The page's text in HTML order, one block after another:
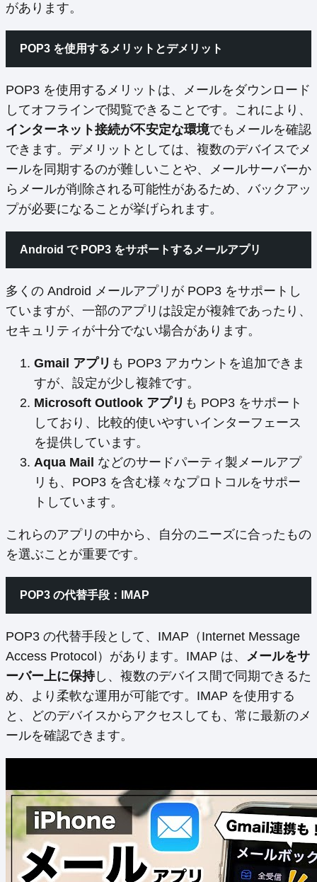
があります。
POP3 を使用するメリットとデメリット
POP3 を使用するメリットは、メールをダウンロード
してオフラインで閲覧できることです。これにより、
インターネット接続が不安定な環境でもメールを確認
できます。デメリットとしては、複数のデバイスでメ
ールを同期するのが難しいことや、メールサーバーか
らメールが削除される可能性があるため、バックアッ
プが必要になることが挙げられます。
Android で POP3 をサポートするメールアプリ
多くの Android メールアプリが POP3 をサポートし
ていますが、一部のアプリは設定が複雑であったり、
セキュリティが十分でない場合があります。
Gmail アプリ も POP3 アカウントを追加できま
すが、設定が少し複雑です。
Microsoft Outlook アプリ も POP3 をサポート
しており、比較的使いやすいインターフェース
を提供しています。
Aqua Mail などのサードパーティ製メールアプ
リも、POP3 を含む様々なプロトコルをサポー
トしています。
これらのアプリの中から、自分のニーズに合ったもの
を選ぶことが重要です。
POP3 の代替手段：IMAP
POP3 の代替手段として、IMAP（Internet Message
Access Protocol）があります。IMAP は、 メールをサ
ーバー上に保持し、複数のデバイス間で同期できるた
め、より柔軟な運用が可能です。IMAP を使用する
と、どのデバイスからアクセスしても、常に最新のメ
ールを確認できます。